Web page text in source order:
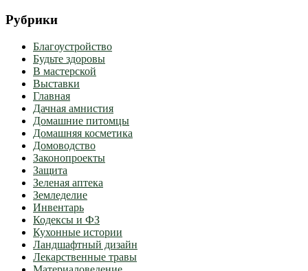
Рубрики
Благоустройство
Будьте здоровы
В мастерской
Выставки
Главная
Дачная амнистия
Домашние питомцы
Домашняя косметика
Домоводство
Законопроекты
Защита
Зеленая аптека
Земледелие
Инвентарь
Кодексы и ФЗ
Кухонные истории
Ландшафтный дизайн
Лекарственные травы